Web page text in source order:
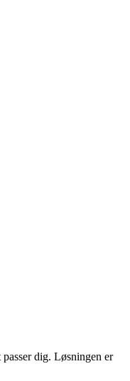
dig. Løsningen er